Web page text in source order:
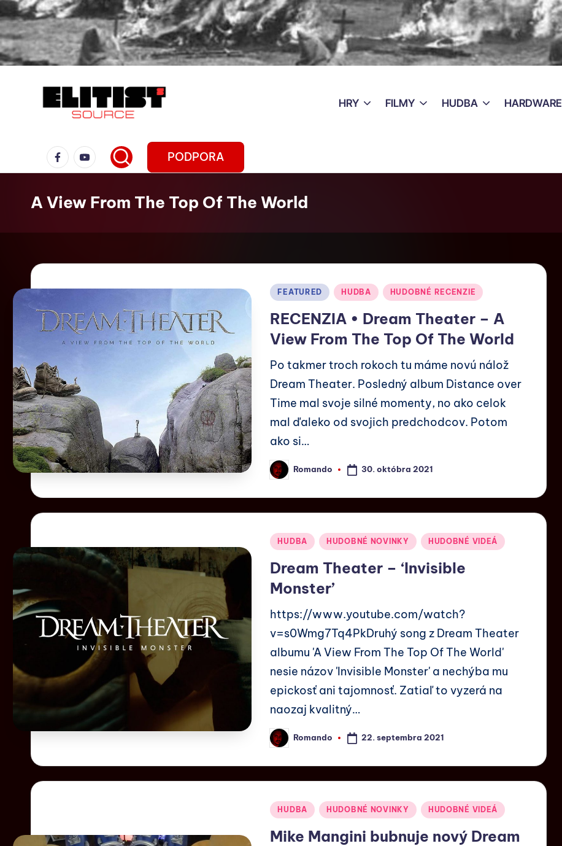
HRY FILMY HUDBA HARDWARE
PODPORA
A View From The Top Of The World
FEATURED HUDBA HUDOBNÉ RECENZIE
RECENZIA • Dream Theater – A
View From The Top Of The World
Po takmer troch rokoch tu máme novú nálož
Dream Theater. Posledný album Distance over
Time mal svoje silné momenty, no ako celok
mal ďaleko od svojich predchodcov. Potom
ako si…
Romando 30. októbra 2021
HUDBA HUDOBNÉ NOVINKY HUDOBNÉ VIDEÁ
Dream Theater – ‘Invisible
Monster’
https://www.youtube.com/watch?
v=s0Wmg7Tq4PkDruhý song z Dream Theater
albumu 'A View From The Top Of The World'
nesie názov 'Invisible Monster' a nechýba mu
epickosť ani tajomnosť. Zatiaľ to vyzerá na
naozaj kvalitný…
Romando 22. septembra 2021
HUDBA HUDOBNÉ NOVINKY HUDOBNÉ VIDEÁ
Mike Mangini bubnuje nový Dream